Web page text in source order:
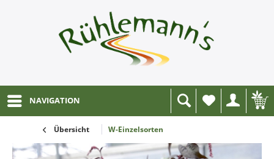
NAVIGATION
Wunschliste
Übersicht W-Einzelsorten